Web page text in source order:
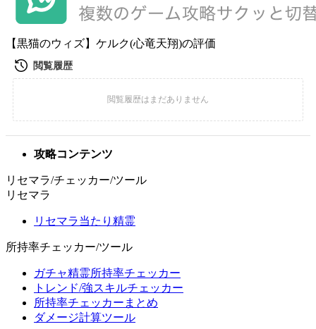
【黒猫のウィズ】ケルク(心竜天翔)の評価
攻略コンテンツ
リセマラ/チェッカー/ツール
リセマラ
リセマラ当たり精霊
所持率チェッカー/ツール
ガチャ精霊所持率チェッカー
トレンド/強スキルチェッカー
所持率チェッカーまとめ
ダメージ計算ツール